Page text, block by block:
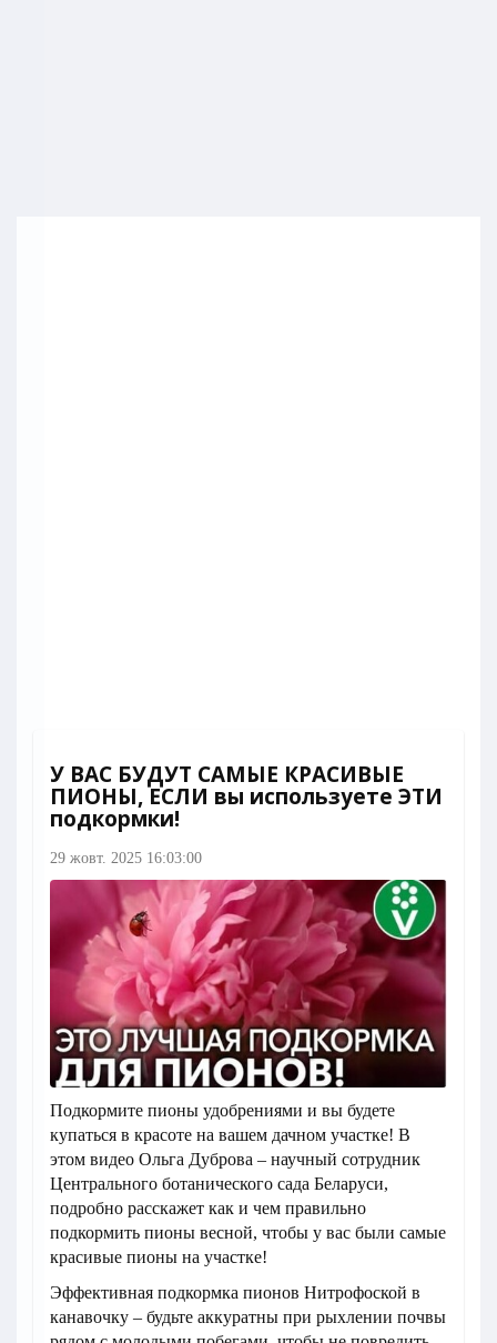
У ВАС БУДУТ САМЫЕ КРАСИВЫЕ
ПИОНЫ, ЕСЛИ вы используете ЭТИ
подкормки!
29 жовт. 2025 16:03:00
Подкормите пионы удобрениями и вы будете
купаться в красоте на вашем дачном участке! В
этом видео Ольга Дуброва – научный сотрудник
Центрального ботанического сада Беларуси,
подробно расскажет как и чем правильно
подкормить пионы весной, чтобы у вас были самые
красивые пионы на участке!
Эффективная подкормка пионов Нитрофоской в
канавочку – будьте аккуратны при рыхлении почвы